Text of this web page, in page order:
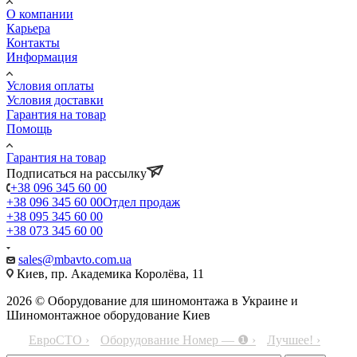
О компании
Карьера
Контакты
Информация
Условия оплаты
Условия доставки
Гарантия на товар
Помощь
Гарантия на товар
Подписаться на рассылку
+38 096 345 60 00
+38 096 345 60 00Отдел продаж
+38 095 345 60 00
+38 073 345 60 00
sales@mbavto.com.ua
Киев, пр. Академика Королёва, 11
2026 © Оборудование для шиномонтажа в Украине и
Шиномонтажное оборудование Киев
ЕвроСТО ›
Оборудование Номер — ❶ › Лучшее! ›